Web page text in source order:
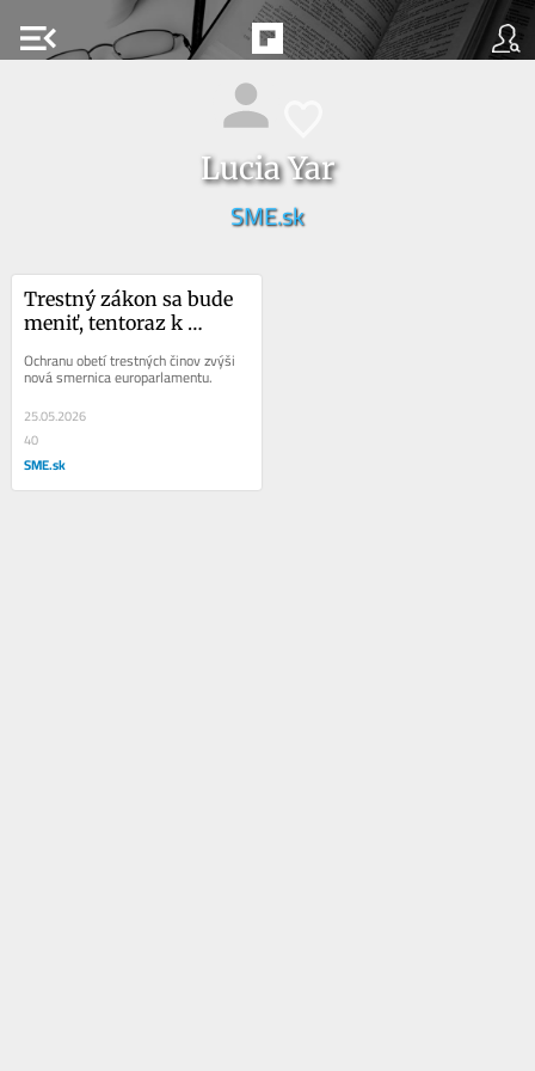
menu_open
Lucia Yar
SME.sk
Trestný zákon sa bude
meniť, tentoraz k
Ochranu obetí trestných činov zvýši
nová smernica europarlamentu.
25.05.2026
40
SME.sk